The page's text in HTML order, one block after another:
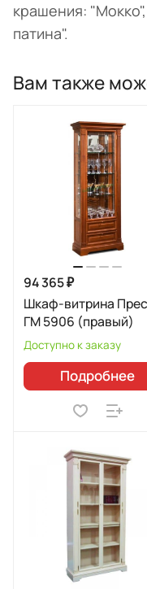
крашения:
патина".
Вам также
94 365 ₽
Шкаф-витрина
ГМ 5906 (правый)
Доступно к заказу
Подробнее